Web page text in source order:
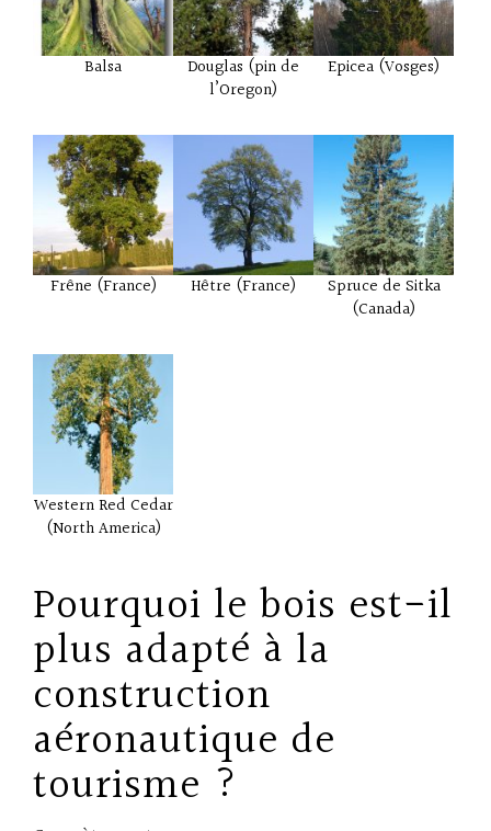
Balsa
Douglas (pin de
l’Oregon)
Epicea (Vosges)
Frêne (France) Hêtre (France)
Spruce de Sitka
(Canada)
Western Red Cedar
(North America)
Pourquoi le bois est-il
plus adapté à la
construction
aéronautique de
tourisme ?